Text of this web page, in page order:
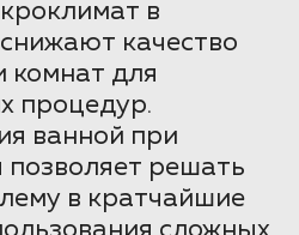
в
качество
комнат для
процедур.
ванной при
решать
в кратчайшие
сложных